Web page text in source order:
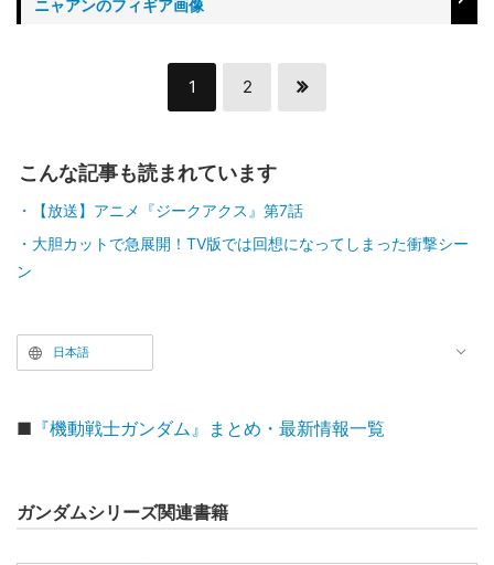
ニャアンのフィギア画像
1 2
こんな記事も読まれています
【放送】アニメ『ジークアクス』第7話
大胆カットで急展開！TV版では回想になってしまった衝撃シー
ン
日本語
■ 『機動戦士ガンダム』まとめ・最新情報一覧
ガンダムシリーズ関連書籍